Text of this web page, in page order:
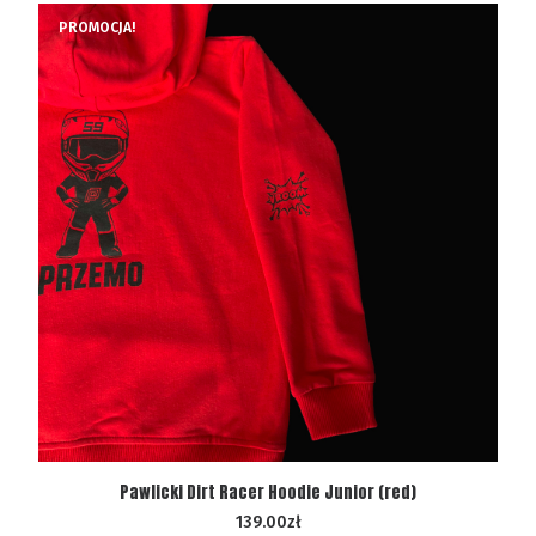
PROMOCJA!
WYBIERZ OPCJE
Pawlicki Dirt Racer Hoodie Junior (red)
139.00zł